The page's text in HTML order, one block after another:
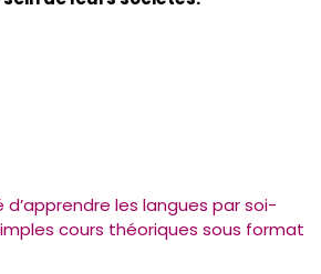
d’apprendre les langues par soi-
cours théoriques sous format